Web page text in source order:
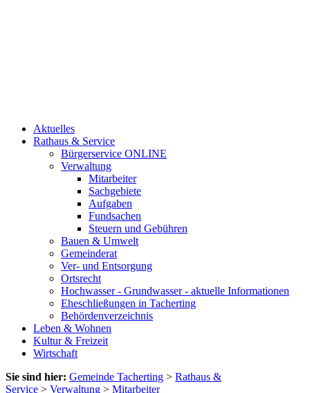
Aktuelles
Rathaus & Service
Bürgerservice ONLINE
Verwaltung
Mitarbeiter
Sachgebiete
Aufgaben
Fundsachen
Steuern und Gebühren
Bauen & Umwelt
Gemeinderat
Ver- und Entsorgung
Ortsrecht
Hochwasser - Grundwasser - aktuelle Informationen
Eheschließungen in Tacherting
Behördenverzeichnis
Leben & Wohnen
Kultur & Freizeit
Wirtschaft
Sie sind hier: Gemeinde Tacherting > Rathaus &
Service > Verwaltung > Mitarbeiter